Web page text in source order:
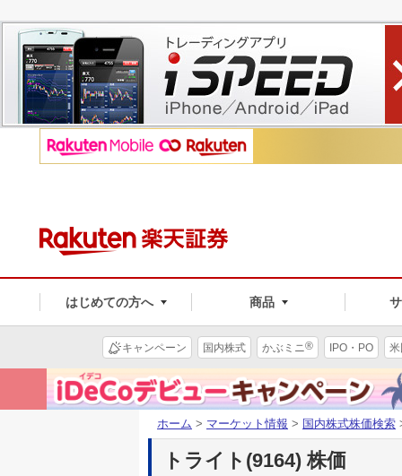
はじめての方へ 商品
キャンペーン 国内株式 かぶミニ® IPO・PO
ホーム > マーケット情報 > 国内株式株価検索
トライト(9164) 株価